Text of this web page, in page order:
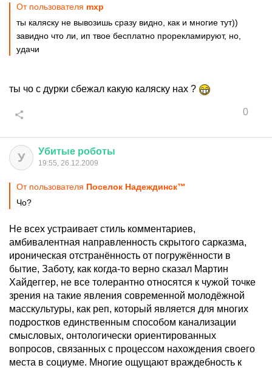
От пользователя mxp
ты каляску не вывозишь сразу видно, как и многие тут))
завидно что ли, ип твое бесплатно прорекламируют, но,
удачи
ты чо с дурки сбежал какую каляску нах ?
0
У Убитые роботы
19:55, 26.12.2009
От пользователя Поселок Надеждинск™
Чо?
Не всех устраивает стиль комментариев,
амбивалентная направленность скрытого сарказма,
ироническая отстранённость от погружённости в
бытие, Заботу, как когда-то верно сказал Мартин
Хайдеггер, не все толерантно относятся к чужой точке
зрения на такие явления современной молодёжной
масскультуры, как реп, который является для многих
подростков единственным способом канализации
смысловых, онтологически ориентированных
вопросов, связанных с процессом нахождения своего
места в социуме. Многие ощущают враждебность к